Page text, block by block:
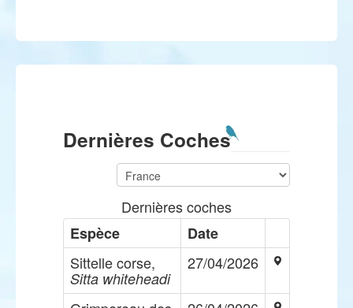
Dernières Coches
Dernières coches
Espèce
Date
Sittelle corse,
Sitta whiteheadi
27/04/2026